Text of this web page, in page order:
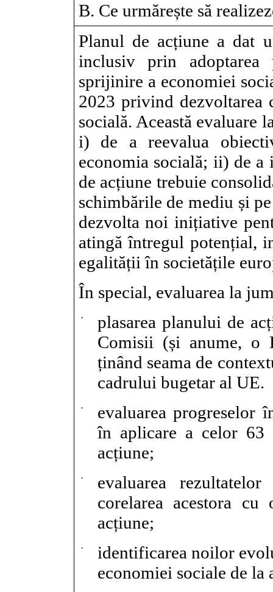
B. Ce urmărește să
Planul de acțiune a dat
inclusiv prin
sprijinire a economiei
2023 privind dezvoltarea
socială. Această evaluare
i) de a reevalua
economia socială; ii) de
de acțiune trebuie
schimbările de mediu și
dezvolta noi inițiative
atingă întregul potențial,
egalității în societățile
În special, evaluarea la
·
plasarea planului de
Comisii (și anume, o
ținând seama de
cadrului bugetar al UE.
·
evaluarea progreselor
în aplicare a celor 63
acțiune;
·
evaluarea
corelarea acestora
acțiune;
· identificarea noilor
economiei sociale de la